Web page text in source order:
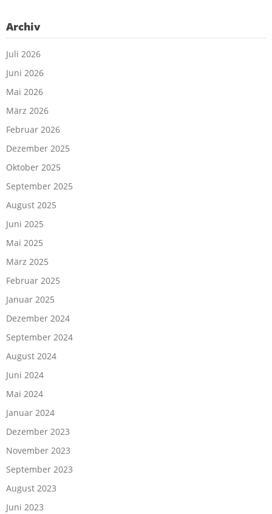
Archiv
Juli 2026
Juni 2026
Mai 2026
März 2026
Februar 2026
Dezember 2025
Oktober 2025
September 2025
August 2025
Juni 2025
Mai 2025
März 2025
Februar 2025
Januar 2025
Dezember 2024
September 2024
August 2024
Juni 2024
Mai 2024
Januar 2024
Dezember 2023
November 2023
September 2023
August 2023
Juni 2023